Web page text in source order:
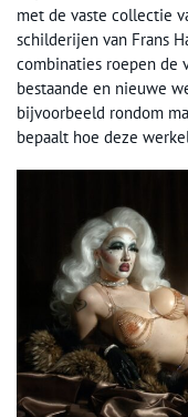
met de vaste collectie
schilderijen van Frans
combinaties roepen de
bestaande en nieuwe
bijvoorbeeld rondom
bepaalt hoe deze